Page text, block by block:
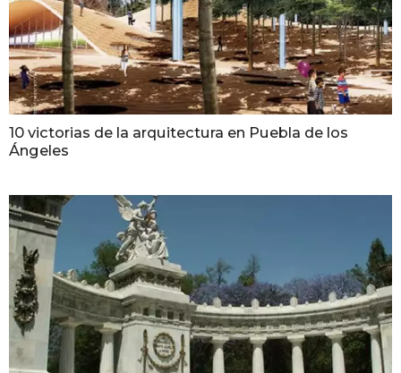
10 victorias de la arquitectura en Puebla de los
Ángeles